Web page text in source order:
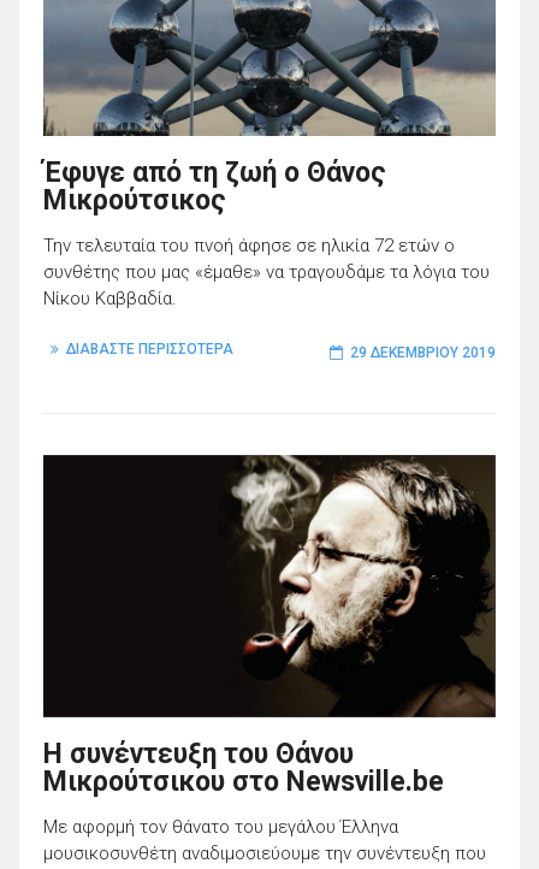
Έφυγε από τη ζωή ο Θάνος
Μικρούτσικος
Την τελευταία του πνοή άφησε σε ηλικία 72 ετών ο
συνθέτης που μας «έμαθε» να τραγουδάμε τα λόγια του
Νίκου Καββαδία.
ΔΙΑΒΑΣΤΕ ΠΕΡΙΣΣΟΤΕΡΑ 29 ΔΕΚΕΜΒΡΊΟΥ 2019
Η συνέντευξη του Θάνου
Μικρούτσικου στο Newsville.be
Με αφορμή τον θάνατο του μεγάλου Έλληνα
μουσικοσυνθέτη αναδιμοσιεύουμε την συνέντευξη που